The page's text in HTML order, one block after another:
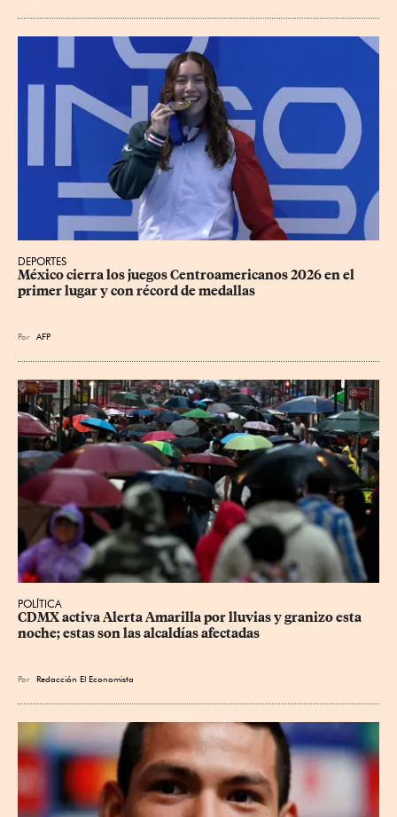
DEPORTES
México cierra los juegos Centroamericanos 2026 en el
primer lugar y con récord de medallas
Por AFP
POLÍTICA
CDMX activa Alerta Amarilla por lluvias y granizo esta
noche; estas son las alcaldías afectadas
Por Redacción El Economista